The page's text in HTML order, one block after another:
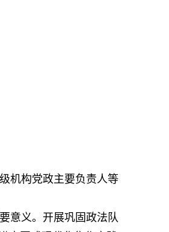
机构党政主要负责人等
意义。开展巩固政法队